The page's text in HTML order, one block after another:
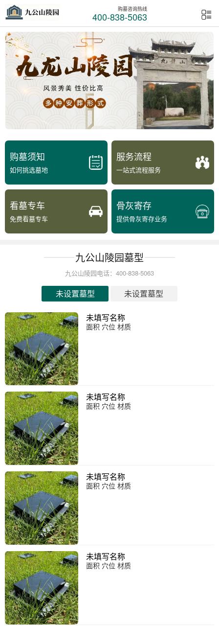
购墓咨询热线
400-838-5063
购墓须知
如何挑选墓地
服务流程
一站式流程服务
看墓专车
免费看墓专车
骨灰寄存
提供骨灰寄存业务
九公山陵园墓型
九公山陵园电话：400-838-5063
未设置墓型 未设置墓型
未填写名称
面积 穴位 材质
未填写名称
面积 穴位 材质
未填写名称
面积 穴位 材质
未填写名称
面积 穴位 材质